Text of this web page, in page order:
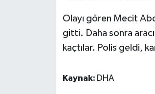
Olayı gören Mecit
gitti. Daha sonra
kaçtılar. Polis geldi,
Kaynak: DHA